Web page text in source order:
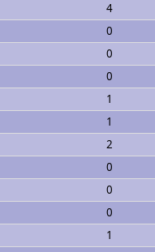
4
0
0
0
1
1
2
0
0
0
1